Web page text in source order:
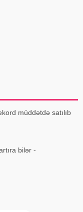
müddətdə satılıb
bilər -